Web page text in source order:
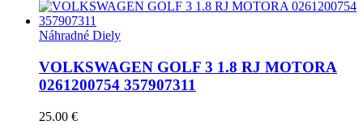
Náhradné Diely
VOLKSWAGEN GOLF 3 1.8 RJ MOTORA
0261200754 357907311
25.00 €